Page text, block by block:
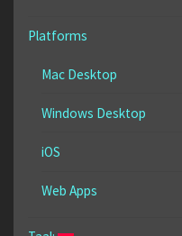
Platforms
Mac Desktop
Windows Desktop
iOS
Web Apps